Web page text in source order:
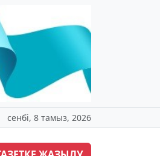
сенбі, 8 тамыз, 2026